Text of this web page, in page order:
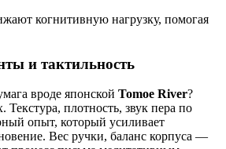
когнитивную нагрузку, помогая
и тактильность
вроде японской Tomoe River?
плотность, звук пера по
опыт, который усиливает
Вес ручки, баланс корпуса —